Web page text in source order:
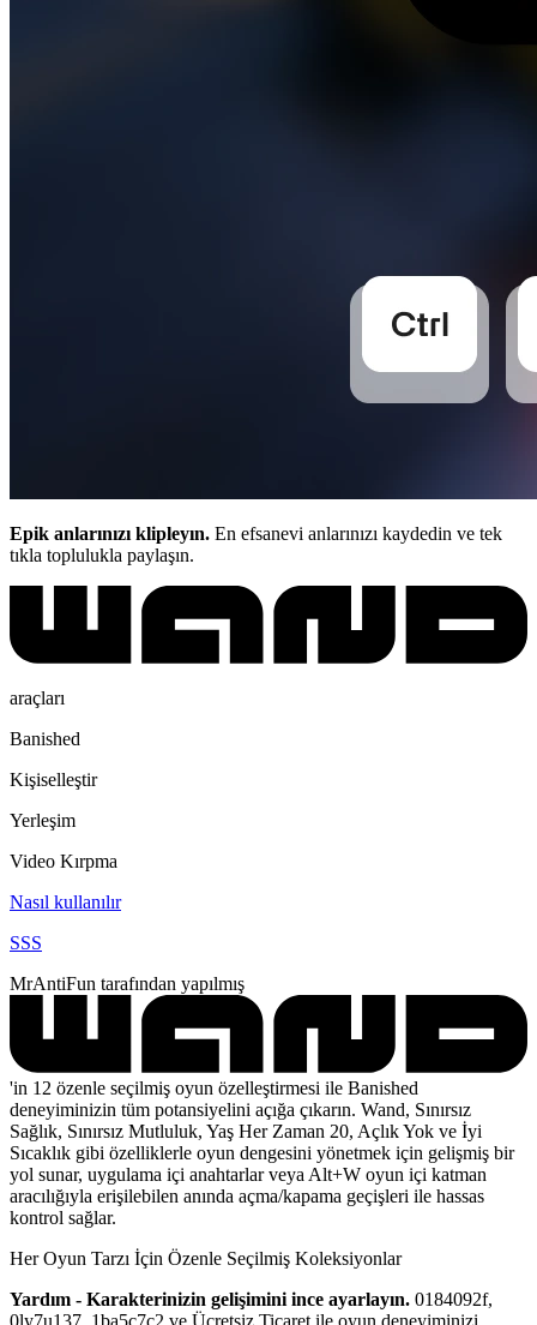
Epik anlarınızı klipleyın. En efsanevi anlarınızı kaydedin ve tek
tıkla toplulukla paylaşın.
araçları
Banished
Kişiselleştir
Yerleşim
Video Kırpma
Nasıl kullanılır
SSS
MrAntiFun tarafından yapılmış
'in 12 özenle seçilmiş oyun özelleştirmesi ile Banished
deneyiminizin tüm potansiyelini açığa çıkarın. Wand, Sınırsız
Sağlık, Sınırsız Mutluluk, Yaş Her Zaman 20, Açlık Yok ve İyi
Sıcaklık gibi özelliklerle oyun dengesini yönetmek için gelişmiş bir
yol sunar, uygulama içi anahtarlar veya Alt+W oyun içi katman
aracılığıyla erişilebilen anında açma/kapama geçişleri ile hassas
kontrol sağlar.
Her Oyun Tarzı İçin Özenle Seçilmiş Koleksiyonlar
Yardım - Karakterinizin gelişimini ince ayarlayın. 0184092f,
0ly7u137, 1ba5c7c2 ve Ücretsiz Ticaret ile oyun deneyiminizi